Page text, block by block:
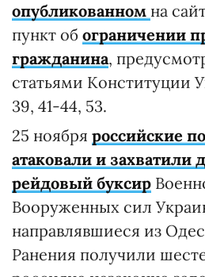
опубликованном на
пункт об ограничении
гражданина,
статьями Конституции
39, 41-44, 53.
25 ноября российские
атаковали и захватили
рейдовый буксир
Вооруженных сил
направлявшиеся из
Ранения получили